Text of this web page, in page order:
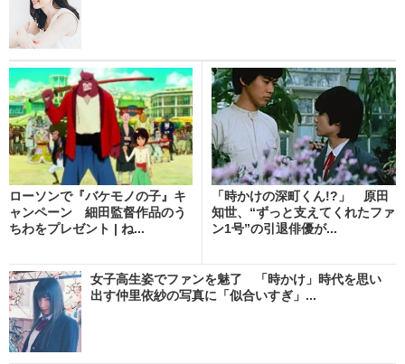
ローソンで『バケモノの子』キ
ャンペーン 細田監督作品のう
ちわをプレゼント | ね...
「時かけの深町くん!?」 原田
知世、“ずっと支えてくれたファ
ン1号”の引退俳優が...
女子高生姿でファンを魅了 「時かけ」時代を思い
出す仲里依紗の写真に「似合いすぎ」...